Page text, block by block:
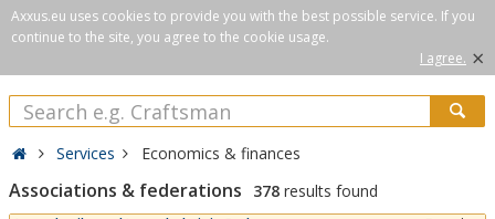
Axxus.eu uses cookies to provide you with the best possible service. If you
continue to the site, you agree to the cookie usage.
I agree. ×
Services Economics & finances
Associations & federations 378 results found